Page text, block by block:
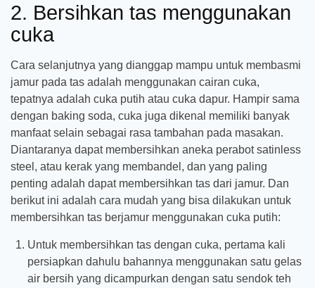
2. Bersihkan tas menggunakan
cuka
Cara selanjutnya yang dianggap mampu untuk membasmi
jamur pada tas adalah menggunakan cairan cuka,
tepatnya adalah cuka putih atau cuka dapur. Hampir sama
dengan baking soda, cuka juga dikenal memiliki banyak
manfaat selain sebagai rasa tambahan pada masakan.
Diantaranya dapat membersihkan aneka perabot satinless
steel, atau kerak yang membandel, dan yang paling
penting adalah dapat membersihkan tas dari jamur. Dan
berikut ini adalah cara mudah yang bisa dilakukan untuk
membersihkan tas berjamur menggunakan cuka putih:
Untuk membersihkan tas dengan cuka, pertama kali
persiapkan dahulu bahannya menggunakan satu gelas
air bersih yang dicampurkan dengan satu sendok teh